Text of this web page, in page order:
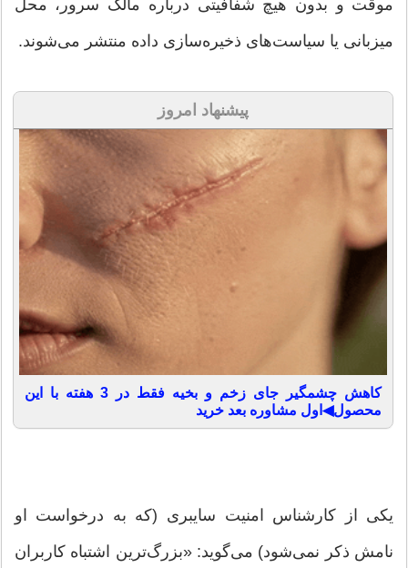
موقت و بدون هیچ شفافیتی درباره مالک سرور، محل
میزبانی یا سیاست‌های ذخیره‌سازی داده منتشر می‌شوند.
پیشنهاد امروز
کاهش چشمگیر جای زخم و بخیه فقط در 3 هفته با این
محصول◀اول مشاوره بعد خرید
یکی از کارشناس امنیت سایبری (که به درخواست او
نامش ذکر نمی‌شود) می‌گوید: «بزرگ‌ترین اشتباه کاربران